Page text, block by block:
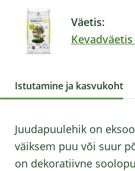
Väetis:
Kevadväetis
Istutamine ja kasvukoht
Juudapuulehik on
väiksem puu või suur
on dekoratiivne